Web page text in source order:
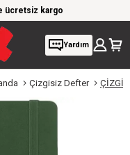
ücretsiz kargo
Yardım
Çizgisiz Defter